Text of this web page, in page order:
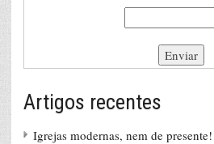
Artigos recentes
Igrejas modernas, nem de presente!